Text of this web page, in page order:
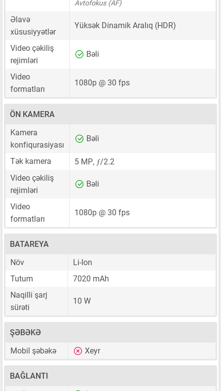
Avtofokus (AF)
Əlavə
xüsusiyyətlər
Yüksək Dinamik Aralıq (HDR)
Video çəkiliş
rejimləri
Bəli
Video
formatları
1080p @ 30 fps
ÖN KAMERA
Kamera
konfiqurasiyası
Bəli
Tək kamera 5 MP, ƒ/2.2
Video çəkiliş
rejimləri
Bəli
Video
formatları
1080p @ 30 fps
BATAREYA
Növ
Li-Ion
Tutum
7020 mAh
Naqilli şarj
sürəti
10 W
ŞƏBƏKƏ
Mobil şəbəkə
Xeyr
BAĞLANTI